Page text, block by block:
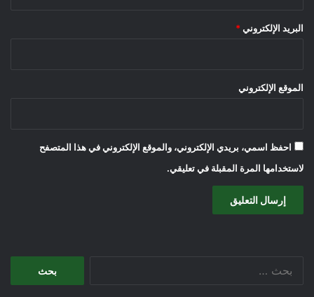
البريد الإلكتروني *
الموقع الإلكتروني
احفظ اسمي، بريدي الإلكتروني، والموقع الإلكتروني في هذا المتصفح
لاستخدامها المرة المقبلة في تعليقي.